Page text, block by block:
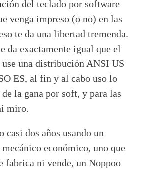
del teclado por software
venga impreso (o no) en las
te da una libertad tremenda.
da exactamente igual que el
use una distribución ANSI US
ES, al fin y al cabo uso lo
de la gana por soft, y para las
miro.
casi dos años usando un
económico, uno que
fabrica ni vende, un Noppoo